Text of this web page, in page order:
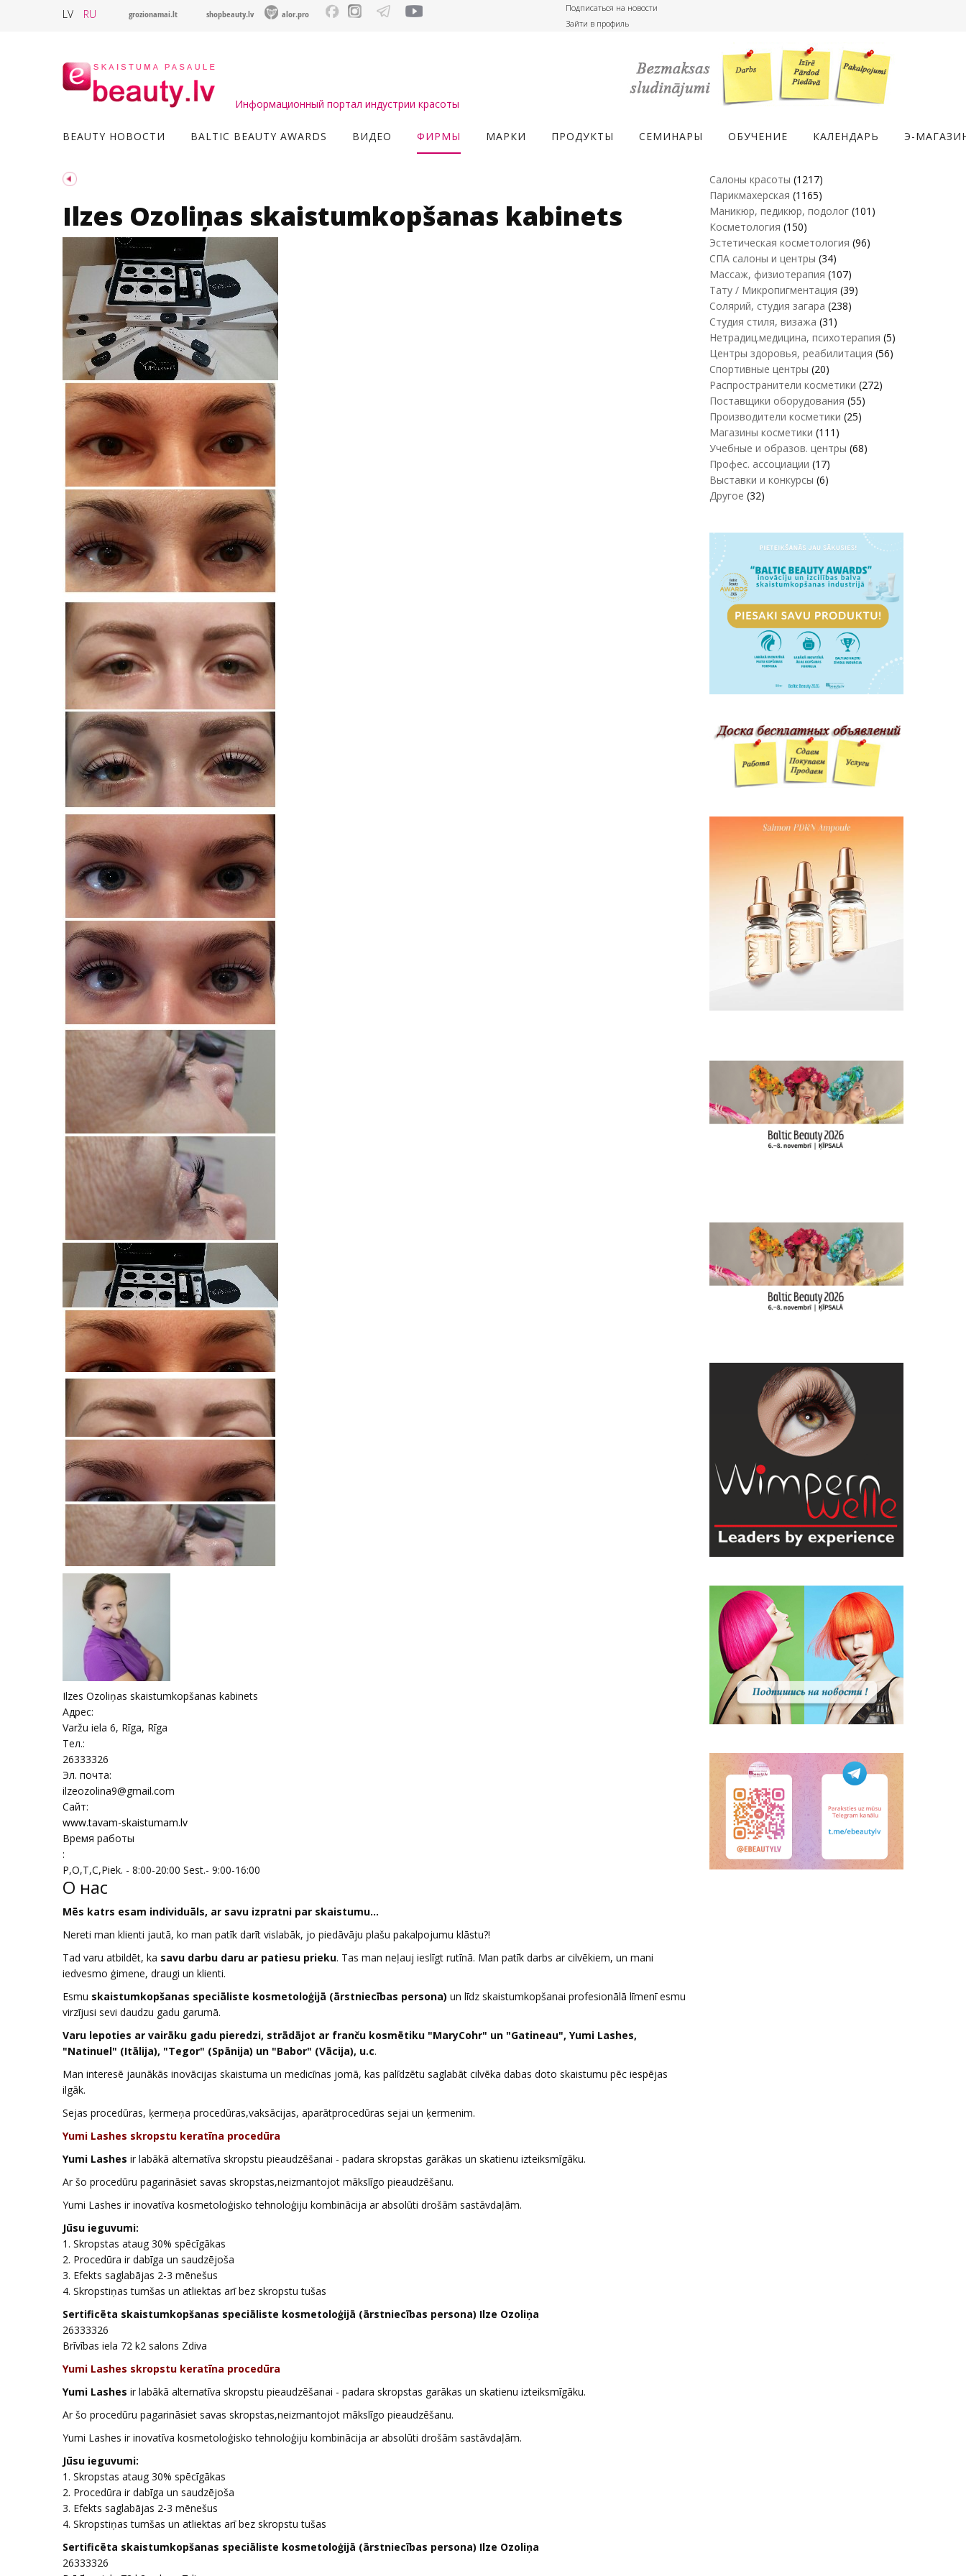
LV RU grozionamai.lt shopbeauty.lv alor.pro
Подписаться на новости
Зайти в профиль
Информационный портал индустрии красоты
BEAUTY НОВОСТИ BALTIC BEAUTY AWARDS ВИДЕО ФИРМЫ МАРКИ ПРОДУКТЫ СЕМИНАРЫ ОБУЧЕНИЕ КАЛЕНДАРЬ Э-
Ilzes Ozoliņas skaistumkopšanas kabinets
Ilzes Ozoliņas skaistumkopšanas kabinets
Адрес:
Varžu iela 6, Rīga, Rīga
Тел.:
26333326
Эл. почта:
ilzeozolina9@gmail.com
Сайт:
www.tavam-skaistumam.lv
Время работы
:
P,O,T,C,Piek. - 8:00-20:00 Sest.- 9:00-16:00
О нас
Mēs katrs esam individuāls, ar savu izpratni par skaistumu...
Nereti man klienti jautā, ko man patīk darīt vislabāk, jo piedāvāju plašu pakalpojumu klāstu?!
Tad varu atbildēt, ka savu darbu daru ar patiesu prieku. Tas man neļauj ieslīgt rutīnā. Man patīk darbs ar cilvēkiem, un mani
iedvesmo ģimene, draugi un klienti.
Esmu skaistumkopšanas speciāliste kosmetoloģijā (ārstniecības persona) un līdz skaistumkopšanai profesionālā līmenī esmu
virzījusi sevi daudzu gadu garumā.
Varu lepoties ar vairāku gadu pieredzi, strādājot ar franču kosmētiku "MaryCohr" un "Gatineau", Yumi Lashes,
"Natinuel" (Itālija), "Tegor" (Spānija) un "Babor" (Vācija), u.c.
Man interesē jaunākās inovācijas skaistuma un medicīnas jomā, kas palīdzētu saglabāt cilvēka dabas doto skaistumu pēc iespējas
ilgāk.
Sejas procedūras, ķermeņa procedūras,vaksācijas, aparātprocedūras sejai un ķermenim.
Yumi Lashes skropstu keratīna procedūra
Yumi Lashes ir labākā alternatīva skropstu pieaudzēšanai - padara skropstas garākas un skatienu izteiksmīgāku.
Ar šo procedūru pagarināsiet savas skropstas,neizmantojot mākslīgo pieaudzēšanu.
Yumi Lashes ir inovatīva kosmetoloģisko tehnoloģiju kombinācija ar absolūti drošām sastāvdaļām.
Jūsu ieguvumi:
1. Skropstas ataug 30% spēcīgākas
2. Procedūra ir dabīga un saudzējoša
3. Efekts saglabājas 2-3 mēnešus
4. Skropstiņas tumšas un atliektas arī bez skropstu tušas
Sertificēta skaistumkopšanas speciāliste kosmetoloģijā (ārstniecības persona) Ilze Ozoliņa
26333326
Brīvības iela 72 k2 salons Zdiva
Yumi Lashes skropstu keratīna procedūra
Yumi Lashes ir labākā alternatīva skropstu pieaudzēšanai - padara skropstas garākas un skatienu izteiksmīgāku.
Ar šo procedūru pagarināsiet savas skropstas,neizmantojot mākslīgo pieaudzēšanu.
Yumi Lashes ir inovatīva kosmetoloģisko tehnoloģiju kombinācija ar absolūti drošām sastāvdaļām.
Jūsu ieguvumi:
1. Skropstas ataug 30% spēcīgākas
2. Procedūra ir dabīga un saudzējoša
3. Efekts saglabājas 2-3 mēnešus
4. Skropstiņas tumšas un atliektas arī bez skropstu tušas
Sertificēta skaistumkopšanas speciāliste kosmetoloģijā (ārstniecības persona) Ilze Ozoliņa
26333326
Салоны красоты (1217)
Парикмахерская (1165)
Маникюр, педикюр, подолог (101)
Косметология (150)
Эстетическая косметология (96)
СПА салоны и центры (34)
Массаж, физиотерапия (107)
Тату / Микропигментация (39)
Солярий, студия загара (238)
Студия стиля, визажа (31)
Нетрадиц.медицина, психотерапия (5)
Центры здоровья, реабилитация (56)
Спортивные центры (20)
Распространители косметики (272)
Поставщики оборудования (55)
Производители косметики (25)
Магазины косметики (111)
Учебные и образов. центры (68)
Профес. ассоциации (17)
Выставки и конкурсы (6)
Другое (32)